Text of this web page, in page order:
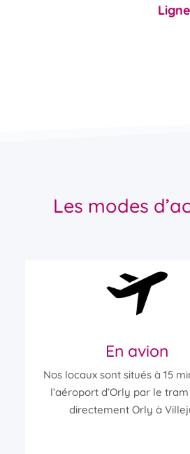
Les modes
En avion
Nos locaux sont situés à 15
l’aéroport d’Orly par le
directement Orly à